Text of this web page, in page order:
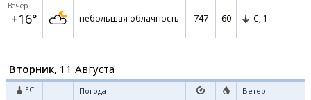
Вечер
+16° небольшая облачность 747 60 С, 1
Вторник, 11 Августа
°C Погода Ветер